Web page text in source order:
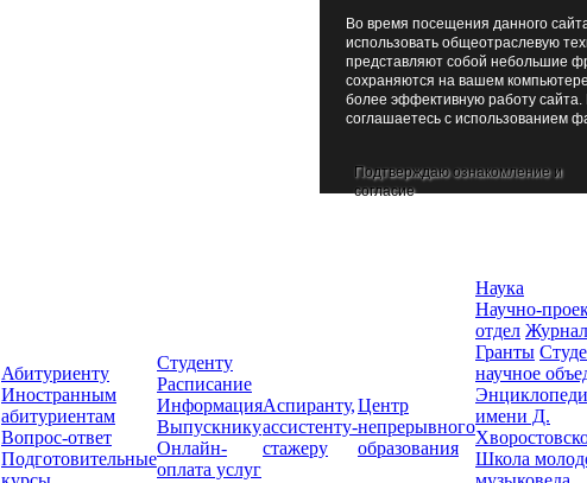
Абитуриенту
Иностранным
абитуриентам
Вопрос-ответ
Подготовительные
Студенту
Расписание
Информация
Выпускнику
Онлайн-
оплата услуг
Аспиранту,
ассистенту-
стажеру
Центр
непрерывного
образования
Наука
Научно-
отдел
Гранты
научное
имени Д.
Школа
Во время посещения данного
использовать общеотраслевую
представляют собой небольшие
сохраняются на вашем
более эффективную работу
соглашаетесь с использованием
Подтверждаю ознакомление и
согласие